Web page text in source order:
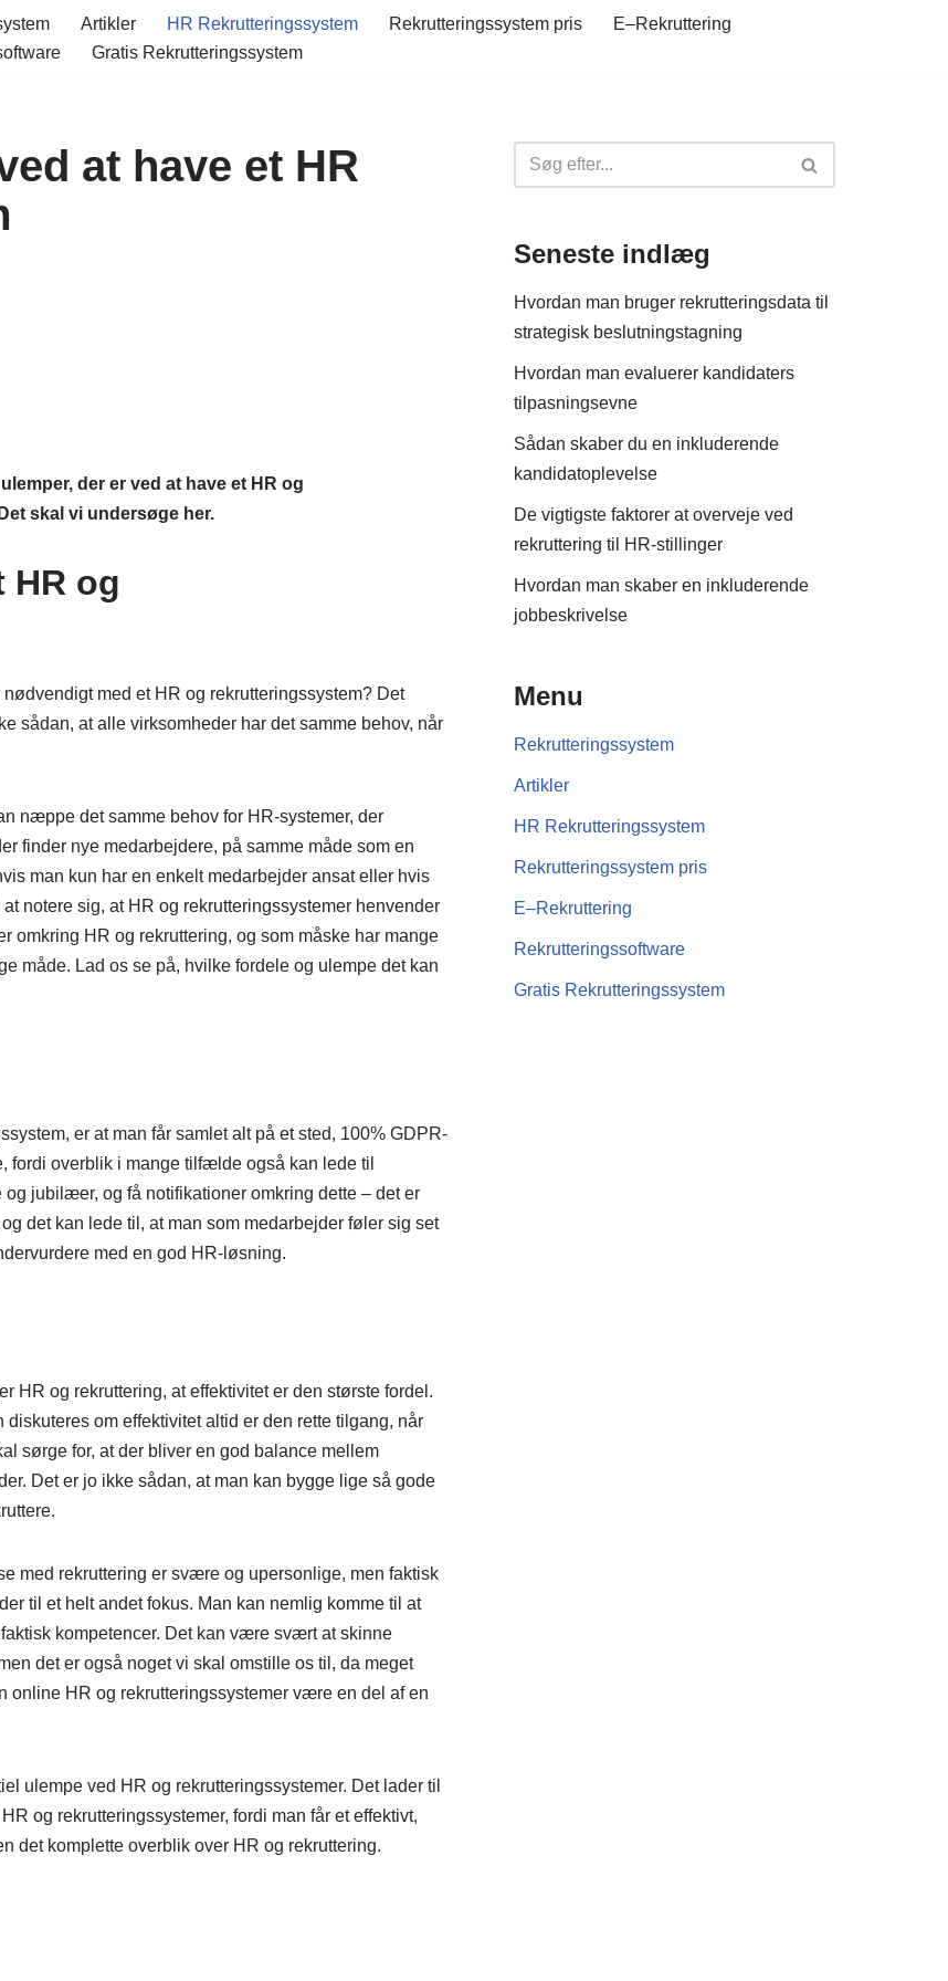
Artikler HR Rekrutteringssystem Rekrutteringssystem pris
E–Rekruttering
Gratis Rekrutteringssystem
at have et HR
der er ved at have et HR og
skal vi undersøge her.
HR og
med et HR og rekrutteringssystem? Det
sådan, at alle virksomheder har det samme behov, når
næppe det samme behov for HR-systemer, der
finder nye medarbejdere, på samme måde som en
man kun har en enkelt medarbejder ansat eller hvis
notere sig, at HR og rekrutteringssystemer henvender
omkring HR og rekruttering, og som måske har mange
måde. Lad os se på, hvilke fordele og ulempe det kan
er at man får samlet alt på et sted, 100% GDPR-
fordi overblik i mange tilfælde også kan lede til
jubilæer, og få notifikationer omkring dette – det er
og det kan lede til, at man som medarbejder føler sig set
med en god HR-løsning.
HR og rekruttering, at effektivitet er den største fordel.
om effektivitet altid er den rette tilgang, når
sørge for, at der bliver en god balance mellem
Det er jo ikke sådan, at man kan bygge lige så gode
med rekruttering er svære og upersonlige, men faktisk
til et helt andet fokus. Man kan nemlig komme til at
kompetencer. Det kan være svært at skinne
det er også noget vi skal omstille os til, da meget
online HR og rekrutteringssystemer være en del af en
ulempe ved HR og rekrutteringssystemer. Det lader til
og rekrutteringssystemer, fordi man får et effektivt,
det komplette overblik over HR og rekruttering.
Seneste indlæg
Hvordan man bruger rekrutteringsdata til
strategisk beslutningstagning
Hvordan man evaluerer kandidaters
tilpasningsevne
Sådan skaber du en inkluderende
kandidatoplevelse
De vigtigste faktorer at overveje ved
rekruttering til HR-stillinger
Hvordan man skaber en inkluderende
jobbeskrivelse
Menu
Rekrutteringssystem
Artikler
HR Rekrutteringssystem
Rekrutteringssystem pris
E–Rekruttering
Rekrutteringssoftware
Gratis Rekrutteringssystem